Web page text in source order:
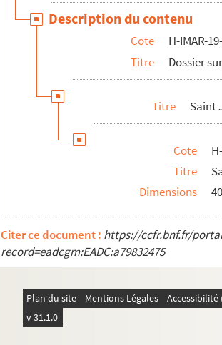
H-IMAR-22-14-68. Incipit prologus
H-IMAR-22-15-69. Nouvelles fleurs des
Calendrier des saints
H-IMAR-22-24-96. Die HL. Ih Nothhalfer
H-IMAR-22-24-97. Die HL. Ih Nothhalfer
H-IMAR-22-25-98. Le massacre des
H-IMAR-22-25-99. Le massacre des
H-IMAR-22-25-100. Le massacre des
H-IMAR-22-25-101. Le massacre des
H-IMAR-22-26-103. Les saints innocents
H-IMAR-22-27-104. Les saints innocents
H-IMAR-22-27-105. Les saints innocents
H-IMAR-22-28-106. Les saints martyrs
Description du contenu
Cote
H-IMAR-
Titre
Dossier
Titre Saint
Cote
Titre
Dimensions
Citer ce document : https://ccfr.bnf.fr/
record=eadcgm:EADC:a79832475
Plan du site Mentions Légales
v 31.1.0